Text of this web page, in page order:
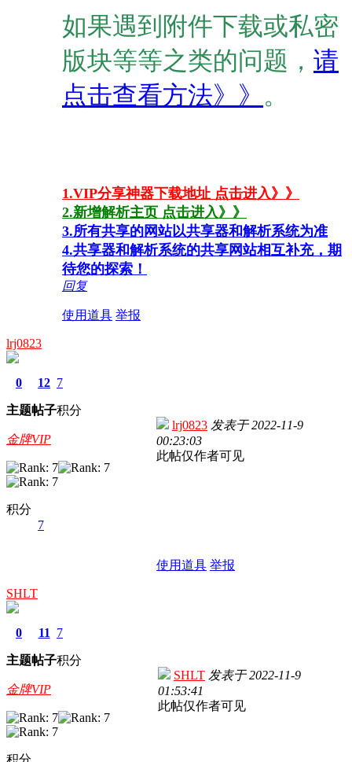
如果遇到附件下载或私密
版块等等之类的问题， 请
点击查看方法》》 。
1.VIP分享神器下载地址 点击进入》》
2.新增解析主页 点击进入》》
3.所有共享的网站以共享器和解析系统为准
4.共享器和解析系统的共享网站相互补充，期
待您的探索！
回复
使用道具 举报
lrj0823
0
主题
12
帖子
7
积分
金牌VIP
积分
7
lrj0823 发表于2022-11-9
00:23:03
此帖仅作者可见
使用道具 举报
SHLT
0
主题
11
帖子
7
积分
金牌VIP
积分
SHLT 发表于2022-11-9
01:53:41
此帖仅作者可见